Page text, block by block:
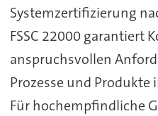
Systemzertifizierung
FSSC 22000 garantiert
anspruchsvollen
Prozesse und Produkte
Für hochempfindliche